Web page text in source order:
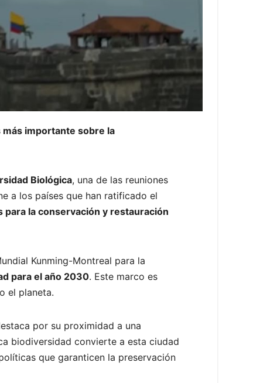
importante sobre la
Biológica, una de las reuniones
a los países que han ratificado el
para la conservación y restauración
Kunming-Montreal para la
para el año 2030. Este marco es
el planeta.
por su proximidad a una
biodiversidad convierte a esta ciudad
que garanticen la preservación